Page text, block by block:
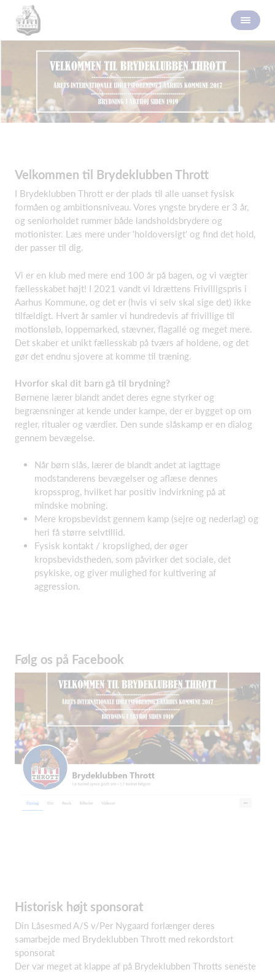
Velkommen til Brydeklubben Thrott
I Brydeklubben Thrott er der plads til alle uanset fysisk
formåen og ambitionsniveau. Vores yngste brydere er 3 år,
og seniorholdet rummer både landsholdsbrydere og
motionister. Læs mere under 'holdoversigt' og find det hold,
der passer til dig.
Vi er en klub med mere end 100 år på bagen, og vi vægter
fællesskabet højt! I 2021 vandt vi Idrættens Frivilligspris i
Aarhus Kommune, og det er (hvis vi selv skal sige det) ikke
tilfældigt. Hvert år samler vi hundredevis af frivillige til
motionsløb, loppemarked, stævner, flagallé og meget mere.
Det skaber et unikt fællesskab på tværs af holdene, og det
gør det endnu sjovere at komme til træning.
Hvorfor skal dit barn gå til brydning?
Børnene lærer blandt andet deres egne styrker og
begrænsninger at kende under kampe, der er bygget op om
regler, ritualer og værdier. Den sunde slåskamp er en dialog
gennem bevægelse.
Når børn slås, lærer de blandt andet at iagttage
modstanderens bevægelser og aflæse dennes
kropssprog, hvilket har positiv indvirkning på at
mindske mobning.
Mere kropsbevidst gennem kamp (sejre og nederlag) og
heri få større selvtillid.
Fysisk kontakt / kropslighed, der øger
kropsbevidstheden, som påvirker det sociale, det
psykiske, og giver mulighed for kultivering af
aggression.
Følg os på Facebook
Historisk højt sponsorat
Din Låsesmed A/S v/Per Nygaard forlænger deres
samarbejde med Brydeklubben Thrott med rekordstort
sponsorat
Der var meget at klappe af på Brydeklubben Throtts seneste